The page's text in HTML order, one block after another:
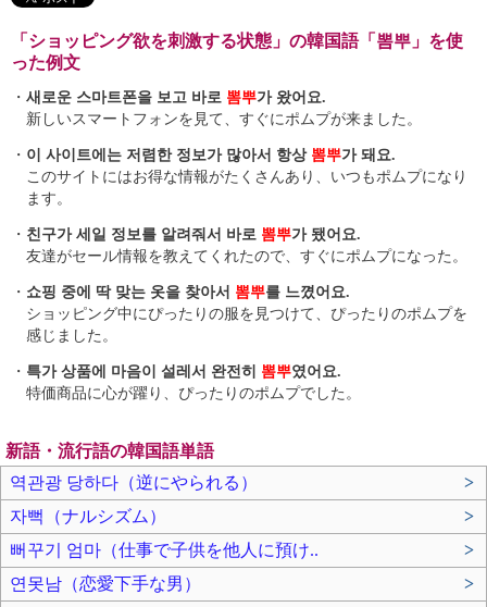
「ショッピング欲を刺激する状態」の韓国語「뽐뿌」を使
った例文
・ 새로운 스마트폰을 보고 바로 뽐뿌가 왔어요.
新しいスマートフォンを見て、すぐにポムプが来ました。
・ 이 사이트에는 저렴한 정보가 많아서 항상 뽐뿌가 돼요.
このサイトにはお得な情報がたくさんあり、いつもポムプになり
ます。
・ 친구가 세일 정보를 알려줘서 바로 뽐뿌가 됐어요.
友達がセール情報を教えてくれたので、すぐにポムプになった。
・ 쇼핑 중에 딱 맞는 옷을 찾아서 뽐뿌를 느꼈어요.
ショッピング中にぴったりの服を見つけて、ぴったりのポムプを
感じました。
・ 특가 상품에 마음이 설레서 완전히 뽐뿌였어요.
特価商品に心が躍り、ぴったりのポムプでした。
新語・流行語の韓国語単語
역관광 당하다（逆にやられる）
>
자뻑（ナルシズム）
>
뻐꾸기 엄마（仕事で子供を他人に預け..
>
연못남（恋愛下手な男）
>